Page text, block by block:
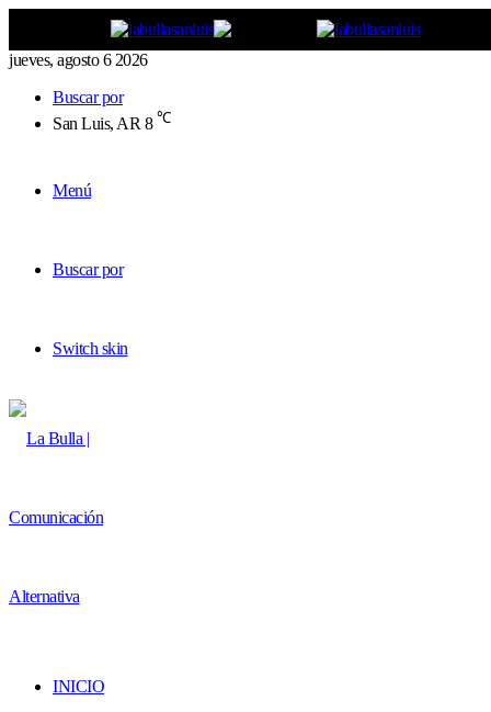
jueves, agosto 6 2026
Buscar por
San Luis, AR 8 ℃
Menú
Buscar por
Switch skin
INICIO